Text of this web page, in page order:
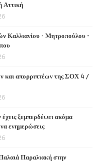
Αττική
Καλλιανίου - Μητροπούλου -
και απορριπτέων της ΣΟΧ 4 /
ξεμπερδέψει ακόμα
ενημερώσεις
Παραλιακή στην